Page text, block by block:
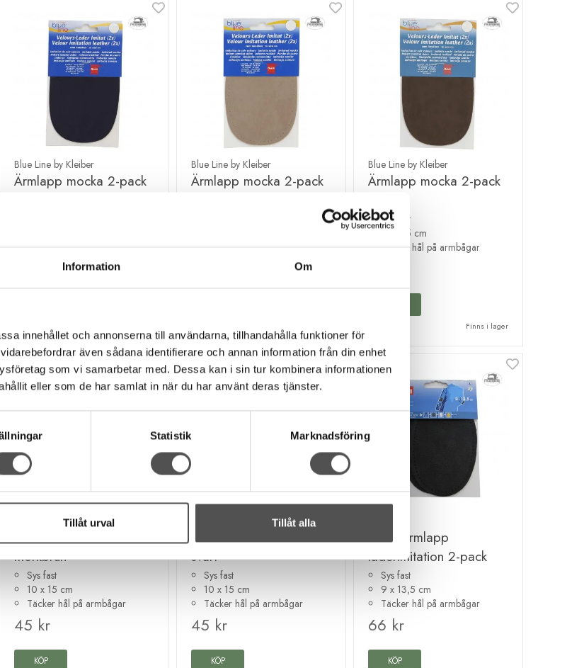
Information Om
innehållet och annonserna till användarna, tillhandahålla funktioner för
även sådana identifierare och annan information från din enhet
som vi samarbetar med. Dessa kan i sin tur kombinera informationen
eller som de har samlat in när du har använt deras tjänster.
Statistik Marknadsföring
Tillåt urval Tillåt alla
Blue Line by Kleiber
Ärmlapp mocka 2-pack
Täcker hål på armbågar
Blue Line by Kleiber
Ärmlapp mocka 2-pack
Täcker hål på armbågar
Blue Line by Kleiber
Ärmlapp mocka 2-pack
Sys fast
10 x 15 cm
Täcker hål på armbågar
Finns i lager
Blue Line by Kleiber
Ärmlapp mocka 2-pack
mörkbrun
Sys fast
10 x 15 cm
Täcker hål på armbågar
45 kr
KÖP
Ärmlapp mocka 2-pack
svart
Sys fast
10 x 15 cm
Täcker hål på armbågar
45 kr
KÖP
Prym Ärmlapp
läderimitation 2-pack
Sys fast
9 x 13,5 cm
Täcker hål på armbågar
66 kr
KÖP